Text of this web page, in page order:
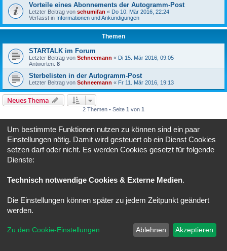
Vorteile eines Abonnements der Autogramm-Post
Letzter Beitrag von schumifan « Do 10. Mär 2016, 22:24
Verfasst in Informationen und Ankündigungen
Themen
STARTALK im Forum
Letzter Beitrag von Schneemann « Di 15. Mär 2016, 09:05
Antworten: 8
Sterbelisten in der Autogramm-Post
Letzter Beitrag von Schneemann « Fr 11. Mär 2016, 19:13
Neues Thema
2 Themen • Seite 1 von 1
Gehe zu
BERECHTIGUNGEN IN DIESEM FORUM
Du darfstkeine
Du darfstkeine
Du darfst deine Beiträge in diesem Forumnicht löschen.
Datenschutz| Nutzungsbedingungen
Um bestimmte Funktionen nutzen zu können sind ein paar
Einstellungen nötig. Damit wird gesteuert ob ein Dienst Cookies
setzen darf oder nicht. Es werden Cookies gesetzt für folgende
Dienste:
Technisch notwendige Cookies & Externe Medien.
Die Einstellungen können später zu jedem Zeitpunkt geändert
werden.
Zu den Cookie-Einstellungen Ablehnen Akzeptieren